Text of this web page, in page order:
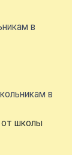
в
в
школы